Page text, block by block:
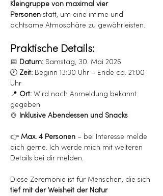
Kleingruppe von maximal vier
Personen statt, um eine intime und
achtsame Atmosphäre zu gewährleisten.
Praktische Details:
📅 Datum: Samstag, 30. Mai 2026
🕐 Zeit: Beginn 13:30 Uhr – Ende ca. 21:00
Uhr
📍 Ort: Wird nach Anmeldung bekannt
gegeben
🍲 Inklusive Abendessen und Snacks
👉 Max. 4 Personen – bei Interesse melde
dich gerne. Ich werde mich mit weiteren
Details bei dir melden.
Diese Zeremonie ist für Menschen, die sich
tief mit der Weisheit der Natur